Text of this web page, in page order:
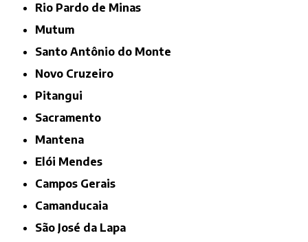
Rio Pardo de Minas
Mutum
Santo Antônio do Monte
Novo Cruzeiro
Pitangui
Sacramento
Mantena
Elói Mendes
Campos Gerais
Camanducaia
São José da Lapa